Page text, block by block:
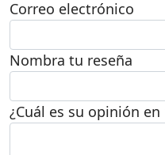
Correo electrónico
Nombra tu reseña
¿Cuál es su opinión